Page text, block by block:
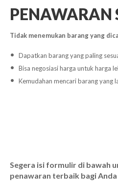
PENAWARAN
Tidak menemukan barang yang
Dapatkan barang yang paling
Bisa negosiasi harga untuk harga
Kemudahan mencari barang yang
Segera isi formulir di bawah
penawaran terbaik bagi Anda